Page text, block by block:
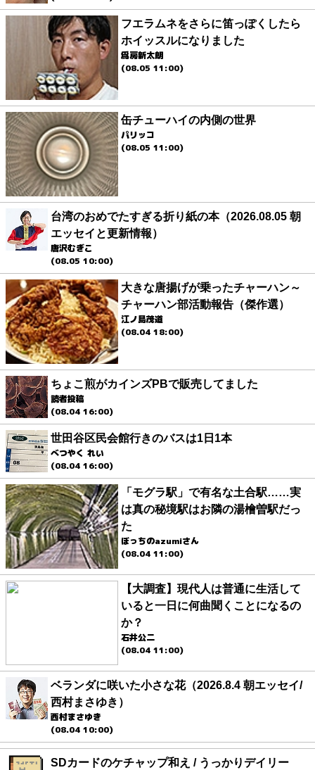
フエラムネをさらに笛っぽくしたら
ホイッスルになりました
爲房新太朗
(08.05 11:00)
缶チューハイの内側の世界
パリッコ
(08.05 11:00)
台湾のおめでたすぎる折り紙の本（2026.08.05 朝
エッセイと更新情報）
唐沢むぎこ
(08.05 10:00)
大きな唐揚げが乗ったチャーハン～
チャーハン部活動報告（傑作選）
江ノ島茂道
(08.04 18:00)
ちょこ煎がカインズPBで販売してました
読者投稿
(08.04 16:00)
世田谷区民会館行きのバスは1日1本
べつやく れい
(08.04 16:00)
「モグラ駅」で有名な土合駅……実
は真の秘境駅はお隣の湯檜曽駅だっ
た
ぼっちのazumiさん
(08.04 11:00)
【大調査】現代人は普通に生活して
いると一日に何曲聞くことになるの
か？
石井公二
(08.04 11:00)
ベランダに咲いた小さな花（2026.8.4 朝エッセイ/
西村まさゆき）
西村まさゆき
(08.04 10:00)
SDカードのケチャップ和え / うっかりデイリー